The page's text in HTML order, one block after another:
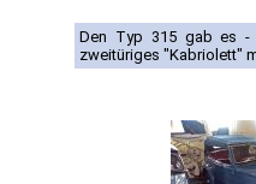
Den Typ 315 gab es -
zweitüriges "Kabriolett"